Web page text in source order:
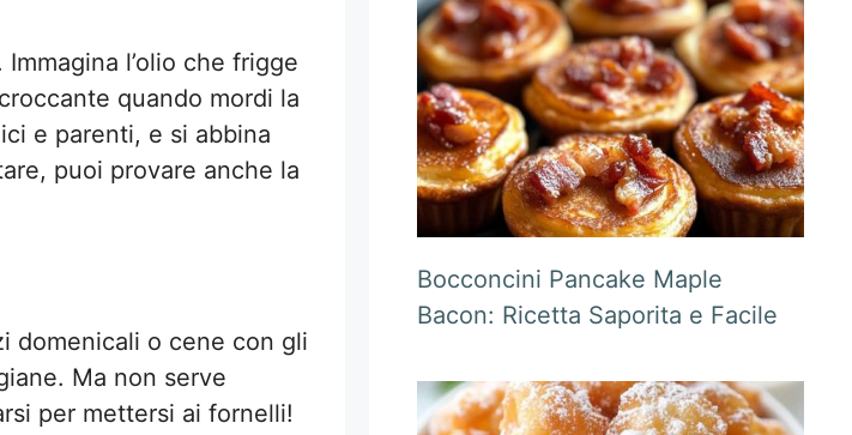
l’olio che frigge
quando mordi la
e parenti, e si abbina
puoi provare anche la
domenicali o cene con gli
Ma non serve
per mettersi ai fornelli!
Bocconcini Pancake Maple
Bacon: Ricetta Saporita e Facile